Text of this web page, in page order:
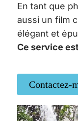
En tant que
aussi un film
élégant et
Ce service
Contactez-